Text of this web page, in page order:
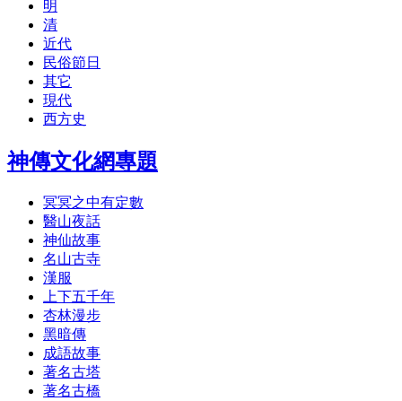
明
清
近代
民俗節日
其它
現代
西方史
神傳文化網專題
冥冥之中有定數
醫山夜話
神仙故事
名山古寺
漢服
上下五千年
杏林漫步
黑暗傳
成語故事
著名古塔
著名古橋